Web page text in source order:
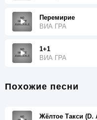
Перемирие
ВИА ГРА
1+1
ВИА ГРА
Похожие песни